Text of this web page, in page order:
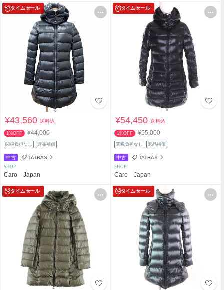
タイムセール
¥43,560送料込
1%OFF ¥44,000
関税負担なし 返品補償
中古 TATRAS
SHOP
Caro Japan
タイムセール
¥54,450送料込
1%OFF ¥55,000
関税負担なし 返品補償
中古 TATRAS
SHOP
Caro Japan
タイムセール タイムセール